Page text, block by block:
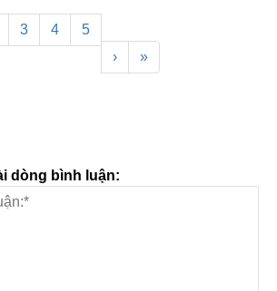
3 4
5
›
»
dòng bình luận: